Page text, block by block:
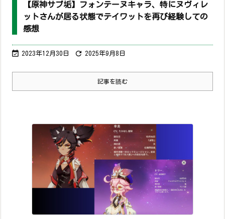
【原神サブ垢】フォンテーヌキャラ、特にヌヴィレ
ットさんが居る状態でテイワットを再び経験しての
感想
 2023年12月30日  2025年9月8日
記事を読む